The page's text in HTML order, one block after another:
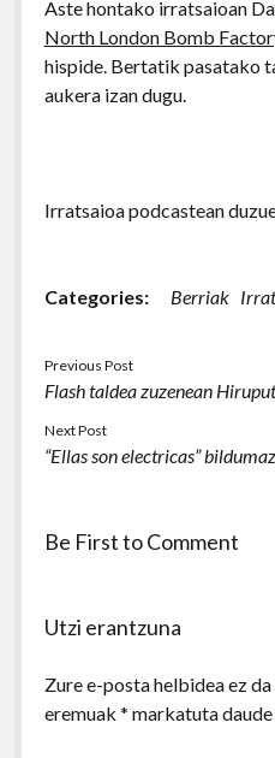
Aste hontako irratsaioan
North London Bomb
hispide. Bertatik pasatako
aukera izan dugu.
Irratsaioa podcastean
Categories: Berriak
Previous Post
Flash taldea zuzenean
Next Post
“Ellas son electricas”
Be First to Comment
Utzi erantzuna
Zure e-posta helbidea ez
eremuak * markatuta daude